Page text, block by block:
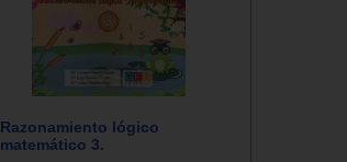
Razonamiento lógico
matemático 3.